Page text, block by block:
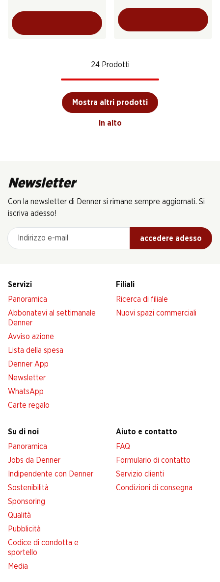
24 Prodotti
Mostra altri prodotti
In alto
Newsletter
Con la newsletter di Denner si rimane sempre aggiornati. Si
iscriva adesso!
Indirizzo e-mail
accedere adesso
Servizi
Panoramica
Abbonatevi al settimanale
Denner
Avviso azione
Lista della spesa
Denner App
Newsletter
WhatsApp
Carte regalo
Filiali
Ricerca di filiale
Nuovi spazi commerciali
Su di noi
Panoramica
Jobs da Denner
Indipendente con Denner
Sostenibilità
Sponsoring
Qualità
Pubblicità
Codice di condotta e
sportello
Media
Aiuto e contatto
FAQ
Formulario di contatto
Servizio clienti
Condizioni di consegna